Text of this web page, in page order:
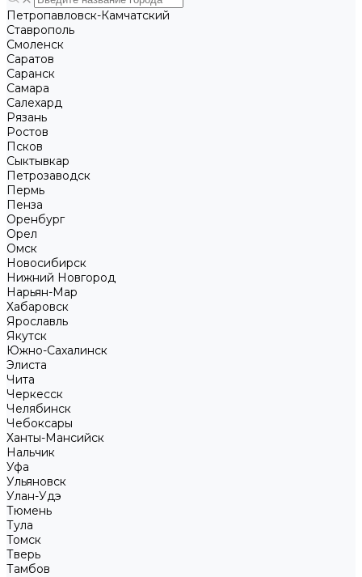
Петропавловск-Камчатский
Ставрополь
Смоленск
Саратов
Саранск
Самара
Салехард
Рязань
Ростов
Псков
Сыктывкар
Петрозаводск
Пермь
Пенза
Оренбург
Орел
Омск
Новосибирск
Нижний Новгород
Нарьян-Мар
Хабаровск
Ярославль
Якутск
Южно-Сахалинск
Элиста
Чита
Черкесск
Челябинск
Чебоксары
Ханты-Мансийск
Нальчик
Уфа
Ульяновск
Улан-Удэ
Тюмень
Тула
Томск
Тверь
Тамбов